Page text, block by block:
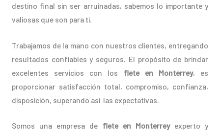
destino final sin ser arruinadas, sabemos lo importante y
valiosas que son para ti.
Trabajamos de la mano con nuestros clientes, entregando
resultados confiables y seguros. El propósito de brindar
excelentes servicios con los flete en Monterrey, es
proporcionar satisfacción total, compromiso, confianza,
disposición, superando así las expectativas.
Somos una empresa de flete en Monterreyexperto y